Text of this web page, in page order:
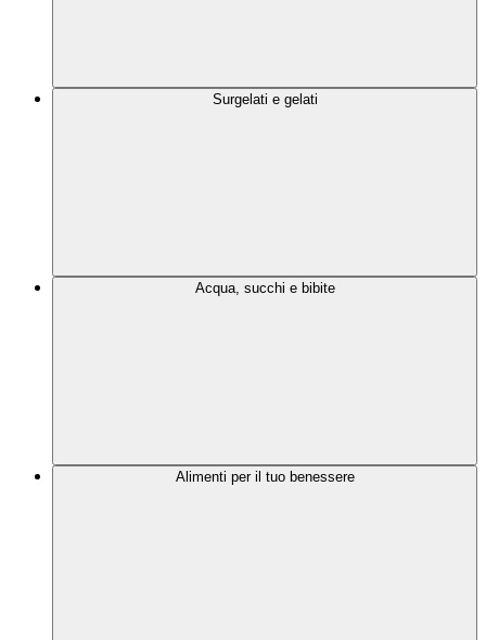
Surgelati e gelati
Acqua, succhi e bibite
Alimenti per il tuo benessere